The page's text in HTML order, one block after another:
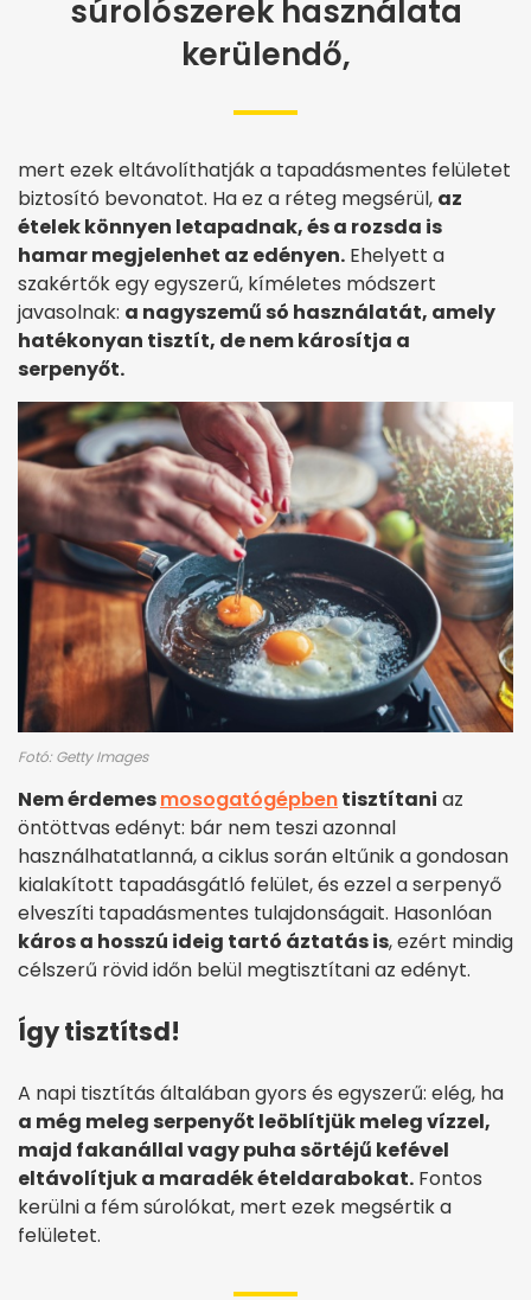
súrolószerek használata
kerülendő,
mert ezek eltávolíthatják a tapadásmentes felületet
biztosító bevonatot. Ha ez a réteg megsérül, az
ételek könnyen letapadnak, és a rozsda is
hamar megjelenhet az edényen. Ehelyett a
szakértők egy egyszerű, kíméletes módszert
javasolnak: a nagyszemű só használatát, amely
hatékonyan tisztít, de nem károsítja a
serpenyőt.
Fotó: Getty Images
Nem érdemesmosogatógépbentisztítani az
öntöttvas edényt: bár nem teszi azonnal
használhatatlanná, a ciklus során eltűnik a gondosan
kialakított tapadásgátló felület, és ezzel a serpenyő
elveszíti tapadásmentes tulajdonságait. Hasonlóan
káros a hosszú ideig tartó áztatás is, ezért mindig
célszerű rövid időn belül megtisztítani az edényt.
Így tisztítsd!
A napi tisztítás általában gyors és egyszerű: elég, ha
a még meleg serpenyőt leöblítjük meleg vízzel,
majd fakanállal vagy puha sörtéjű kefével
eltávolítjuk a maradék ételdarabokat. Fontos
kerülni a fém súrolókat, mert ezek megsértik a
felületet.